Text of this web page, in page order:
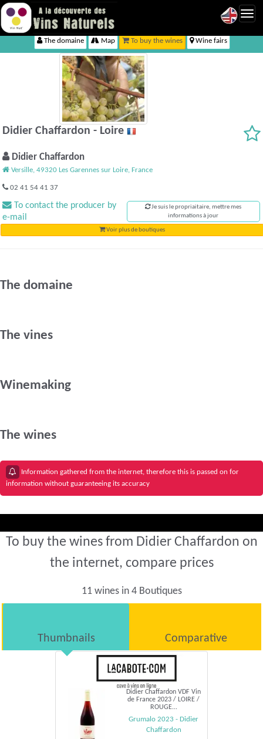
The domaine Map To buy the wines Wine fairs
Didier Chaffardon - Loire
Didier Chaffardon
Versille, 49320 Les Garennes sur Loire, France
02 41 54 41 37
To contact the producer by
e-mail
Je suis le propriaitaire, mettre mes
informations à jour
Voir plus de boutiques
The domaine
The vines
Winemaking
The wines
Information gathered from the internet, therefore this is passed on for
information without guaranteeing its accuracy
To buy the wines from Didier Chaffardon on
the internet, compare prices
11 wines in 4 Boutiques
Thumbnails Comparative
Didier Chaffardon VDF Vin
de France 2023 / LOIRE /
ROUGE...
Grumalo 2023 - Didier
Chaffardon